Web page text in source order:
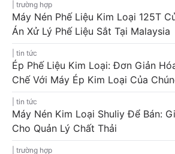
trường hợp
Máy Nén Phế Liệu Kim Loại 125T
Án Xử Lý Phế Liệu Sắt Tại Malaysia
tin tức
Ép Phế Liệu Kim Loại: Đơn Giản
Chế Với Máy Ép Kim Loại Của
tin tức
Máy Nén Kim Loại Shuliy Để Bán:
Cho Quản Lý Chất Thải
trường hợp